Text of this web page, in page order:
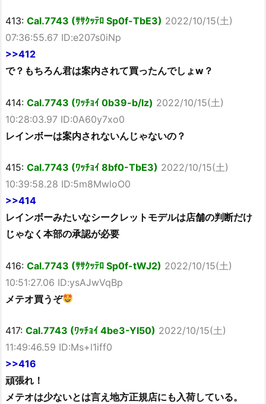
413: Cal.7743 (ｻｻｸｯﾃﾛ Sp0f-TbE3) 2022/10/15(土)
07:36:55.67 ID:e207s0iNp
>>412
で？もちろん君は案内されて買ったんでしょw？
414: Cal.7743 (ﾜｯﾁｮｲ 0b39-b/lz) 2022/10/15(土)
10:28:03.97 ID:0A60y7xo0
レインボーは案内されないんじゃないの？
415: Cal.7743 (ﾜｯﾁｮｲ 8bf0-TbE3) 2022/10/15(土)
10:39:58.28 ID:5m8MwloO0
>>414
レインボーみたいなシークレットモデルは店舗の判断だけ
じゃなく本部の承認が必要
416: Cal.7743 (ｻｻｸｯﾃﾛ Sp0f-tWJ2) 2022/10/15(土)
10:51:27.06 ID:ysAJwVqBp
メテオ買うぞ
417: Cal.7743 (ﾜｯﾁｮｲ 4be3-YI50) 2022/10/15(土)
11:49:46.59 ID:Ms+l1iff0
>>416
頑張れ！
メテオは少ないとは言え地方正規店にも入荷している。